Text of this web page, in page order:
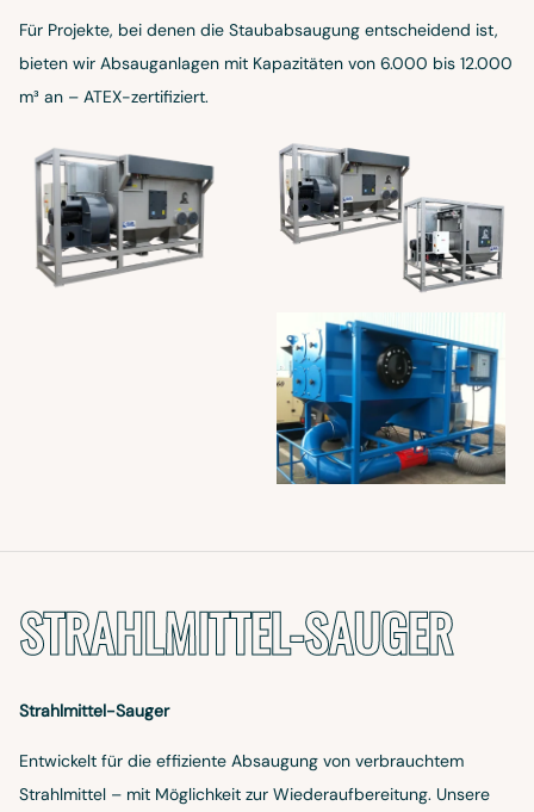
Für Projekte, bei denen die Staubabsaugung entscheidend ist,
bieten wir Absauganlagen mit Kapazitäten von 6.000 bis 12.000
m³ an – ATEX-zertifiziert.
STRAHLMITTEL-SAUGER
Strahlmittel-Sauger
Entwickelt für die effiziente Absaugung von verbrauchtem
Strahlmittel – mit Möglichkeit zur Wiederaufbereitung. Unsere